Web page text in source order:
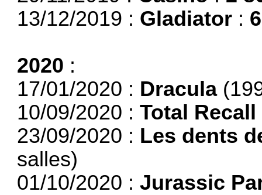
13/12/2019 : Gladiator :
2020 :
17/01/2020 : Dracula
10/09/2020 :Total Recall
23/09/2020 : Les dents
salles)
01/10/2020 :Jurassic